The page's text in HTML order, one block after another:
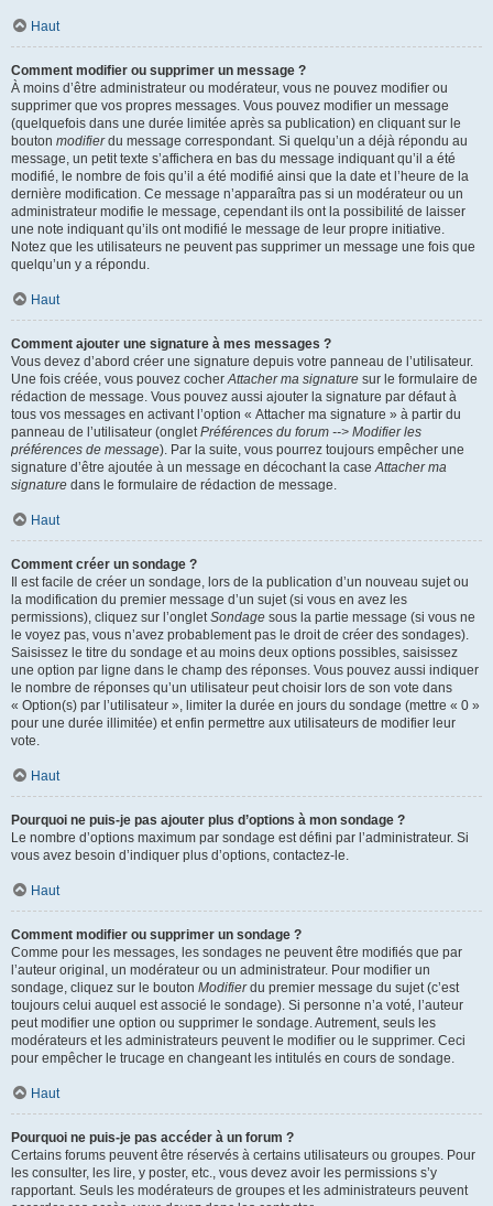
Haut
Comment modifier ou supprimer un message ?
À moins d’être administrateur ou modérateur, vous ne pouvez modifier ou
supprimer que vos propres messages. Vous pouvez modifier un message
(quelquefois dans une durée limitée après sa publication) en cliquant sur le
bouton modifierdu message correspondant. Si quelqu’un a déjà répondu au
message, un petit texte s’affichera en bas du message indiquant qu’il a été
modifié, le nombre de fois qu’il a été modifié ainsi que la date et l’heure de la
dernière modification. Ce message n’apparaîtra pas si un modérateur ou un
administrateur modifie le message, cependant ils ont la possibilité de laisser
une note indiquant qu’ils ont modifié le message de leur propre initiative.
Notez que les utilisateurs ne peuvent pas supprimer un message une fois que
quelqu’un y a répondu.
Haut
Comment ajouter une signature à mes messages ?
Vous devez d’abord créer une signature depuis votre panneau de l’utilisateur.
Une fois créée, vous pouvez cocherAttacher ma signature sur le formulaire de
rédaction de message. Vous pouvez aussi ajouter la signature par défaut à
tous vos messages en activant l’option « Attacher ma signature » à partir du
panneau de l’utilisateur (ongletPréférences du forum --> Modifier les
préférences de message). Par la suite, vous pourrez toujours empêcher une
signature d’être ajoutée à un message en décochant la caseAttacher ma
signature dans le formulaire de rédaction de message.
Haut
Comment créer un sondage ?
Il est facile de créer un sondage, lors de la publication d’un nouveau sujet ou
la modification du premier message d’un sujet (si vous en avez les
permissions), cliquez sur l’ongletSondage sous la partie message (si vous ne
le voyez pas, vous n’avez probablement pas le droit de créer des sondages).
Saisissez le titre du sondage et au moins deux options possibles, saisissez
une option par ligne dans le champ des réponses. Vous pouvez aussi indiquer
le nombre de réponses qu’un utilisateur peut choisir lors de son vote dans
« Option(s) par l’utilisateur », limiter la durée en jours du sondage (mettre « 0 »
pour une durée illimitée) et enfin permettre aux utilisateurs de modifier leur
vote.
Haut
Pourquoi ne puis-je pas ajouter plus d’options à mon sondage ?
Le nombre d’options maximum par sondage est défini par l’administrateur. Si
vous avez besoin d’indiquer plus d’options, contactez-le.
Haut
Comment modifier ou supprimer un sondage ?
Comme pour les messages, les sondages ne peuvent être modifiés que par
l’auteur original, un modérateur ou un administrateur. Pour modifier un
sondage, cliquez sur le bouton Modifierdu premier message du sujet (c’est
toujours celui auquel est associé le sondage). Si personne n’a voté, l’auteur
peut modifier une option ou supprimer le sondage. Autrement, seuls les
modérateurs et les administrateurs peuvent le modifier ou le supprimer. Ceci
pour empêcher le trucage en changeant les intitulés en cours de sondage.
Haut
Pourquoi ne puis-je pas accéder à un forum ?
Certains forums peuvent être réservés à certains utilisateurs ou groupes. Pour
les consulter, les lire, y poster, etc., vous devez avoir les permissions s’y
rapportant. Seuls les modérateurs de groupes et les administrateurs peuvent